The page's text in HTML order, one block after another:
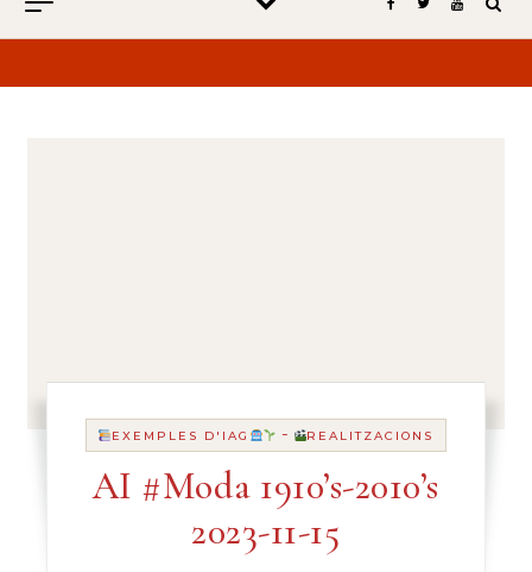
EXEMPLES D'IAG - REALITZACIONS
AI #Moda 1910’s-2010’s
2023-11-15